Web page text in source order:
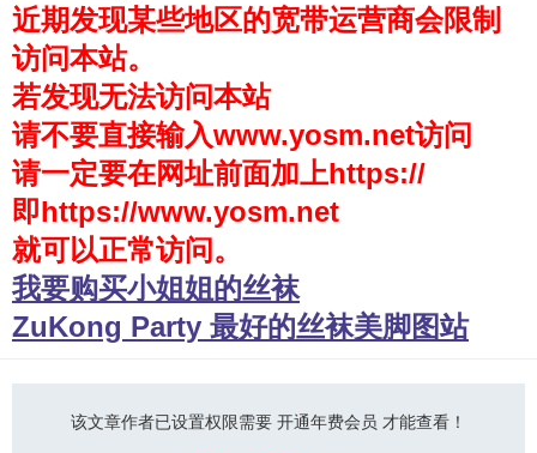
风之领域
喵写真
轻兰映画
少女秩序
会员购买
幼喵社App
近期发现某些地区的宽带运营商会限制
访问本站。
若发现无法访问本站
请不要直接输入www.yosm.net访问
请一定要在网址前面加上https://
即https://www.yosm.net
就可以正常访问。
我要购买小姐姐的丝袜
ZuKong Party 最好的丝袜美脚图站
该文章作者已设置权限需要 开通年费会员 才能查看！